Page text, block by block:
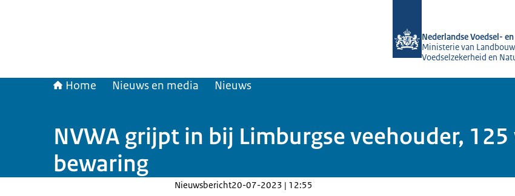
Nederlandse Voedsel-
Ministerie van
Voedselzekerheid en
Home Nieuws en media Nieuws
NVWA grijpt in bij Limburgse veehouder,
bewaring
Nieuwsbericht20-07-2023 | 12:55